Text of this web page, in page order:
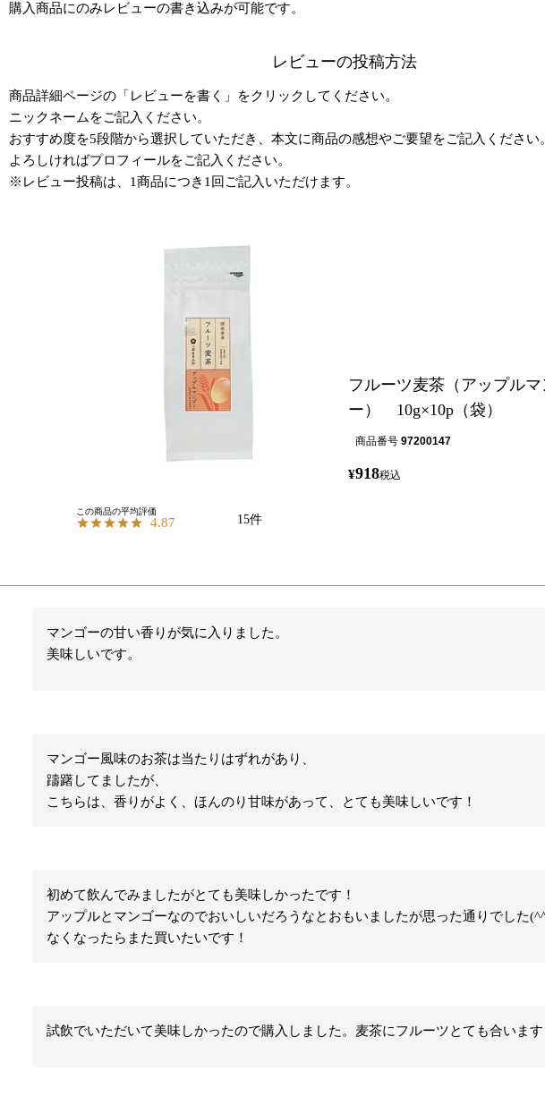
購入商品にのみレビューの書き込みが可能です。
レビューの投稿方法
商品詳細ページの「レビューを書く」をクリックしてください。
ニックネームをご記入ください。
おすすめ度を5段階から選択していただき、本文に商品の感想やご要望をご記入ください
よろしければプロフィールをご記入ください。
※レビュー投稿は、1商品につき1回ご記入いただけます。
フルーツ麦茶（アップル
ー） 10g×10p（袋）
商品番号 97200147
¥918税込
4.87 15
マンゴーの甘い香りが気に入りました。
美味しいです。
マンゴー風味のお茶は当たりはずれがあり、
躊躇してましたが、
こちらは、香りがよく、ほんのり甘味があって、とても美味しいです！
初めて飲んでみましたがとても美味しかったです！
アップルとマンゴーなのでおいしいだろうなとおもいましたが思った通りでした
なくなったらまた買いたいです！
試飲でいただいて美味しかったので購入しました。麦茶にフルーツとても合いま